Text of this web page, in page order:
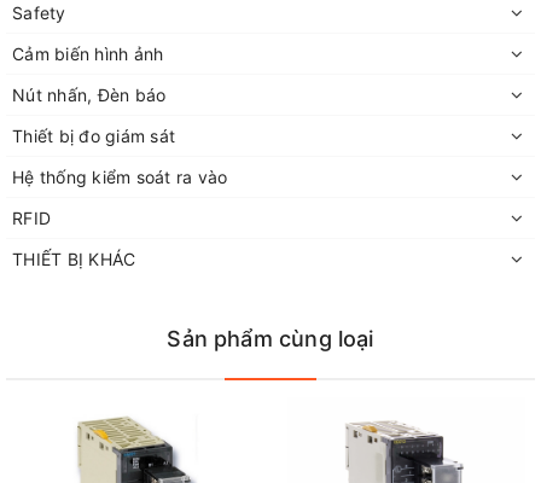
Safety
Cảm biến hình ảnh
Nút nhấn, Đèn báo
Thiết bị đo giám sát
Hệ thống kiểm soát ra vào
RFID
THIẾT BỊ KHÁC
Sản phẩm cùng loại